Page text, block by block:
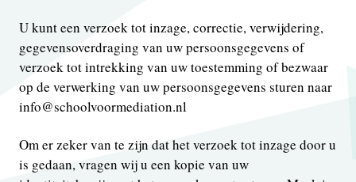
U kunt een verzoek tot inzage, correctie, verwijdering,
gegevensoverdraging van uw persoonsgegevens of
verzoek tot intrekking van uw toestemming of bezwaar
op de verwerking van uw persoonsgegevens sturen naar
info@schoolvoormediation.nl
Om er zeker van te zijn dat het verzoek tot inzage door u
is gedaan, vragen wij u een kopie van uw